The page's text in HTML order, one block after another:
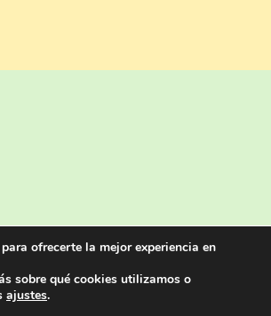
ofrecerte la mejor experiencia en
sobre qué cookies utilizamos o
ajustes.